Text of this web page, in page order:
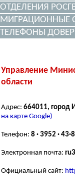
ОТДЕЛЕНИЯ
МИГРАЦИОННЫЕ
ТЕЛЕФОНЫ
Управление
области
Адрес: 664011, город
на карте Google)
Телефон: 8 · 3952 ·
Электронная почта:
Официальный сайт: